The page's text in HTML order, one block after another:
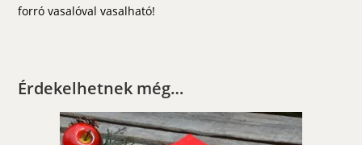
forró vasalóval vasalható!
Érdekelhetnek még…